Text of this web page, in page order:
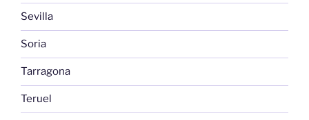
Sevilla
Soria
Tarragona
Teruel